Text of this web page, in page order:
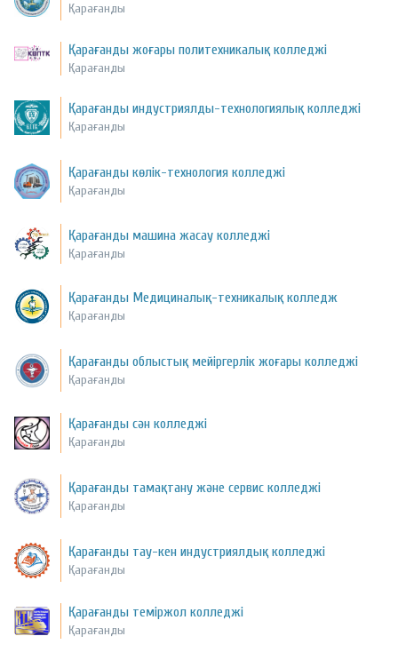
Қарағанды
Қарағанды жоғары политехникалық колледжі
Қарағанды
Қарағанды индустриялды-технологиялық колледжі
Қарағанды
Қарағанды көлік-технология колледжі
Қарағанды
Қарағанды машина жасау колледжі
Қарағанды
Қарағанды Медициналық-техникалық колледж
Қарағанды
Қарағанды облыстық мейіргерлік жоғары колледжі
Қарағанды
Қарағанды сән колледжі
Қарағанды
Қарағанды тамақтану және сервис колледжі
Қарағанды
Қарағанды тау-кен индустриялдық колледжі
Қарағанды
Қарағанды теміржол колледжі
Қарағанды